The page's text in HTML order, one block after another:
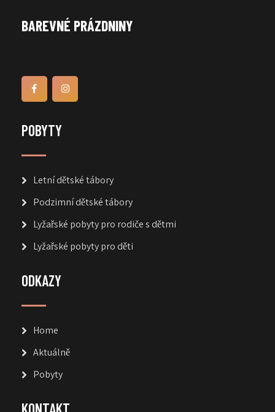
BAREVNÉ PRÁZDNINY
POBYTY
Letní dětské tábory
Podzimní dětské tábory
Lyžařské pobyty pro rodiče s dětmi
Lyžařské pobyty pro děti
ODKAZY
Home
Aktuálně
Pobyty